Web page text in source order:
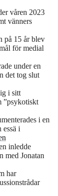
våren 2023
vänners
på 15 år blev
för medial
under en
det tog slut
i sitt
”psykotiskt
i en
essä i
inledde
med Jonatan
har